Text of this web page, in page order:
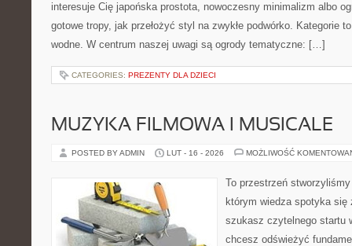
interesuje Cię japońska prostota, nowoczesny minimalizm albo
gotowe tropy, jak przełożyć styl na zwykłe podwórko. Kategorie
wodne. W centrum naszej uwagi są ogrody tematyczne: […]
CATEGORIES: PREZENTY DLA DZIECI
MUZYKA FILMOWA I MUSICALE
POSTED BY ADMIN LUT - 16 - 2026 MOŻLIWOŚĆ
To przestrzeń
którym wiedza spotyka
szukasz czytelnego startu
chcesz odświeżyć